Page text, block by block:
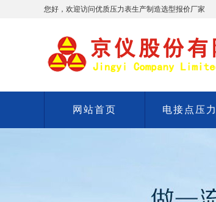
您好，欢迎访问优质压力表生产制造选型报价厂家
网站首页 电接点压